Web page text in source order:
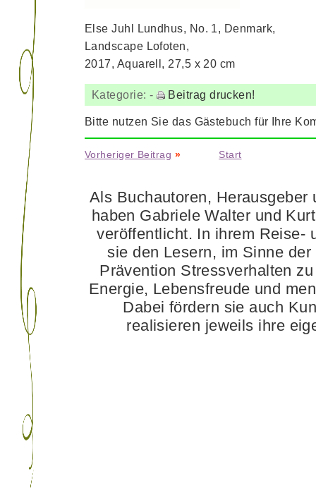
Else Juhl Lundhus, No. 1, Denmark,
Landscape Lofoten,
2017, Aquarell, 27,5 x 20 cm
Kategorie:- Beitrag drucken!
Bitte nutzen Sie das Gästebuch für Ihre
Vorheriger Beitrag » Start
Als Buchautoren, Herausgeber
haben Gabriele Walter und
veröffentlicht. In ihrem Reise-
sie den Lesern, im Sinne
Prävention Stressverhalten
Energie, Lebensfreude und
Dabei fördern sie auch
realisieren jeweils ihre